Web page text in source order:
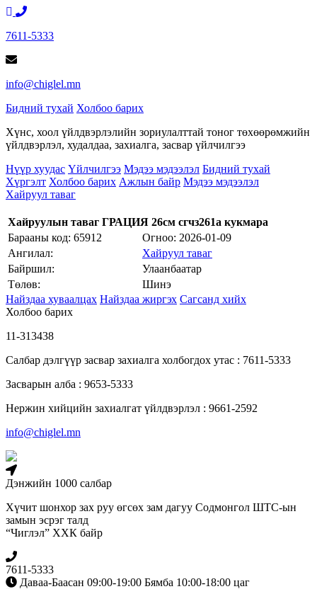
7611-5333
info@chiglel.mn
Бидний тухай Холбоо барих
Хүнс, хоол үйлдвэрлэлийн зориулалттай тоног төхөөрөмжийн
үйлдвэрлэл, худалдаа, захиалга, засвар үйлчилгээ
Нүүр хуудас Үйлчилгээ Мэдээ мэдээлэл Бидний тухай
Хүргэлт Холбоо барих Ажлын байр Мэдээ мэдээлэл
Хайруул таваг
Хайруулын таваг ГРАЦИЯ 26см сгчз261а кукмара
Барааны код: 65912
Огноо: 2026-01-09
Ангилал:
Хайруул таваг
Байршил:
Улаанбаатар
Төлөв:
Шинэ
Найздаа хуваалцах Найздаа жиргэх Сагсанд хийх
Холбоо барих
11-313438
Салбар дэлгүүр засвар захиалга холбогдох утас : 7611-5333
Засварын алба : 9653-5333
Нержин хийцийн захиалгат үйлдвэрлэл : 9661-2592
info@chiglel.mn
Дэнжийн 1000 салбар
Хүчит шонхор зах руу өгсөх зам дагуу Содмонгол ШТС-ын
замын эсрэг талд
“Чиглэл” ХХК байр
7611-5333
Даваа-Баасан 09:00-19:00 Бямба 10:00-18:00 цаг